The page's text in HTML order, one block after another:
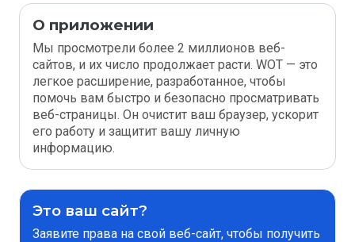
О приложении
Мы просмотрели более 2 миллионов веб-
сайтов, и их число продолжает расти. WOT — это
легкое расширение, разработанное, чтобы
помочь вам быстро и безопасно просматривать
веб-страницы. Он очистит ваш браузер, ускорит
его работу и защитит вашу личную
информацию.
Это ваш сайт?
Заявите права на свой веб-сайт, чтобы получить